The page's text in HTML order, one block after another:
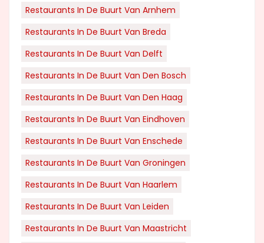
Restaurants In De Buurt Van Arnhem
Restaurants In De Buurt Van Breda
Restaurants In De Buurt Van Delft
Restaurants In De Buurt Van Den Bosch
Restaurants In De Buurt Van Den Haag
Restaurants In De Buurt Van Eindhoven
Restaurants In De Buurt Van Enschede
Restaurants In De Buurt Van Groningen
Restaurants In De Buurt Van Haarlem
Restaurants In De Buurt Van Leiden
Restaurants In De Buurt Van Maastricht